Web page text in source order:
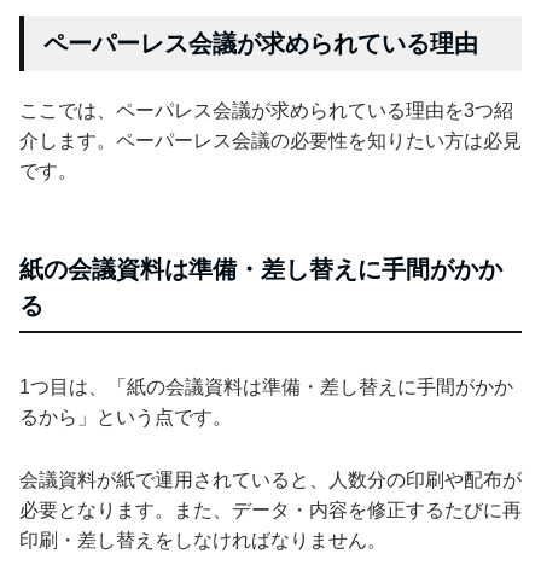
ペーパーレス会議が求められている理由
ここでは、ペーパレス会議が求められている理由を3つ紹
介します。ペーパーレス会議の必要性を知りたい方は必見
です。
紙の会議資料は準備・差し替えに手間がかか
る
1つ目は、「紙の会議資料は準備・差し替えに手間がかか
るから」という点です。
会議資料が紙で運用されていると、人数分の印刷や配布が
必要となります。また、データ・内容を修正するたびに再
印刷・差し替えをしなければなりません。